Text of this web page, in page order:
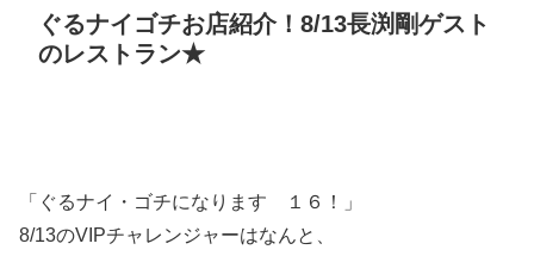
ぐるナイゴチお店紹介！8/13長渕剛ゲスト
のレストラン★
「ぐるナイ・ゴチになります １６！」
8/13のVIPチャレンジャーはなんと、